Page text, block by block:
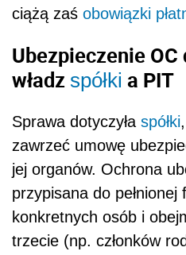
ciążą zaś obowiązki
Ubezpieczenie OC
władz spółki a PIT
Sprawa dotyczyła spółki
zawrzeć umowę
jej organów. Ochrona
przypisana do
konkretnych osób i
trzecie (np. członków